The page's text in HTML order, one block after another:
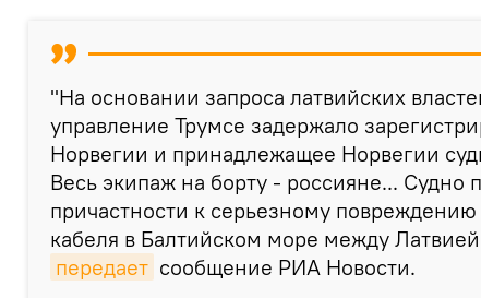
"На основании запроса латвийских
управление Трумсе задержало
Норвегии и принадлежащее Норвегии
Весь экипаж на борту - россияне... Судно
причастности к серьезному
кабеля в Балтийском море между
передает сообщение РИА Новости.